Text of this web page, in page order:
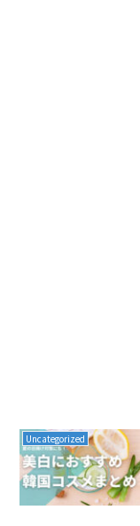
Uncategorized